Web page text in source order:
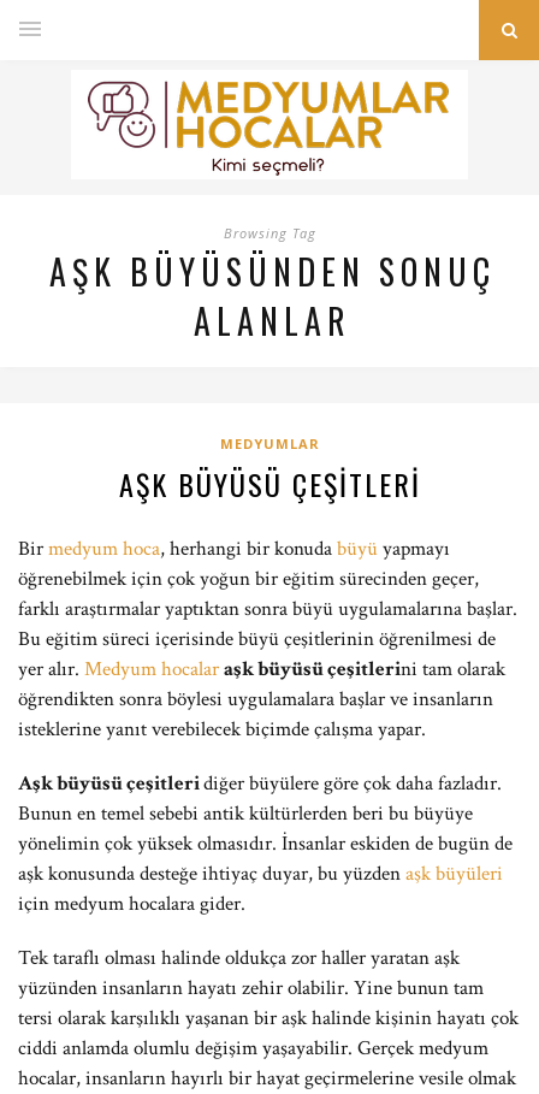
Browsing Tag
AŞK BÜYÜSÜNDEN SONUÇ
ALANLAR
MEDYUMLAR
AŞK BÜYÜSÜ ÇEŞITLERI
Birmedyum hoca, herhangi bir konudabüyüyapmayı
öğrenebilmek için çok yoğun bir eğitim sürecinden geçer,
farklı araştırmalar yaptıktan sonra büyü uygulamalarına başlar.
Bu eğitim süreci içerisinde büyü çeşitlerinin öğrenilmesi de
yer alır. Medyum hocalaraşk büyüsü çeşitlerini tam olarak
öğrendikten sonra böylesi uygulamalara başlar ve insanların
isteklerine yanıt verebilecek biçimde çalışma yapar.
Aşk büyüsü çeşitleridiğer büyülere göre çok daha fazladır.
Bunun en temel sebebi antik kültürlerden beri bu büyüye
yönelimin çok yüksek olmasıdır. İnsanlar eskiden de bugün de
aşk konusunda desteğe ihtiyaç duyar, bu yüzdenaşk büyüleri
için medyum hocalara gider.
Tek taraflı olması halinde oldukça zor haller yaratan aşk
yüzünden insanların hayatı zehir olabilir. Yine bunun tam
tersi olarak karşılıklı yaşanan bir aşk halinde kişinin hayatı çok
ciddi anlamda olumlu değişim yaşayabilir. Gerçek medyum
hocalar, insanların hayırlı bir hayat geçirmelerine vesile olmak